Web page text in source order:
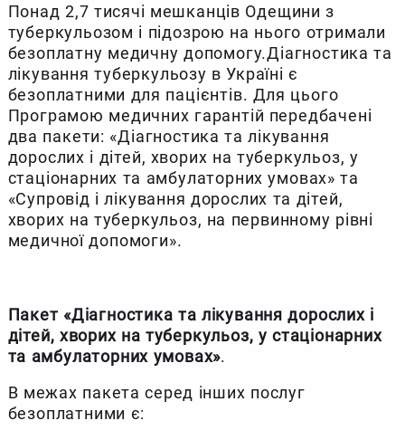
Понад 2,7 тисячі мешканців Одещини з
туберкульозом і підозрою на нього отримали
безоплатну медичну допомогу.Діагностика та
лікування туберкульозу в Україні є
безоплатними для пацієнтів. Для цього
Програмою медичних гарантій передбачені
два пакети: «Діагностика та лікування
дорослих і дітей, хворих на туберкульоз, у
стаціонарних та амбулаторних умовах» та
«Супровід і лікування дорослих та дітей,
хворих на туберкульоз, на первинному рівні
медичної допомоги».
Пакет «Діагностика та лікування дорослих і
дітей, хворих на туберкульоз, у стаціонарних
та амбулаторних умовах».
В межах пакета серед інших послуг
безоплатними є: